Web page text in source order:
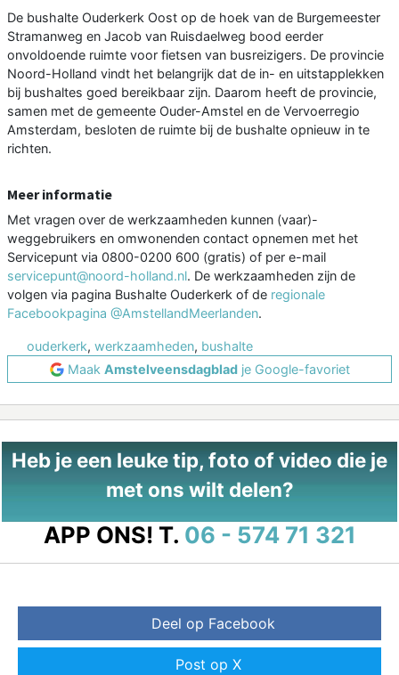
De bushalte Ouderkerk Oost op de hoek van de Burgemeester
Stramanweg en Jacob van Ruisdaelweg bood eerder
onvoldoende ruimte voor fietsen van busreizigers. De provincie
Noord-Holland vindt het belangrijk dat de in- en uitstapplekken
bij bushaltes goed bereikbaar zijn. Daarom heeft de provincie,
samen met de gemeente Ouder-Amstel en de Vervoerregio
Amsterdam, besloten de ruimte bij de bushalte opnieuw in te
richten.
Meer informatie
Met vragen over de werkzaamheden kunnen (vaar)-
weggebruikers en omwonenden contact opnemen met het
Servicepunt via 0800-0200 600 (gratis) of per e-mail
servicepunt@noord-holland.nl. De werkzaamheden zijn de
volgen via pagina Bushalte Ouderkerk of de regionale
Facebookpagina @AmstellandMeerlanden.
ouderkerk, werkzaamheden, bushalte
Maak Amstelveensdagbladje Google-favoriet
Heb je een leuke tip, foto of video die je
met ons wilt delen?
APP ONS! T. 06 - 574 71 321
Deel op Facebook
Post op X